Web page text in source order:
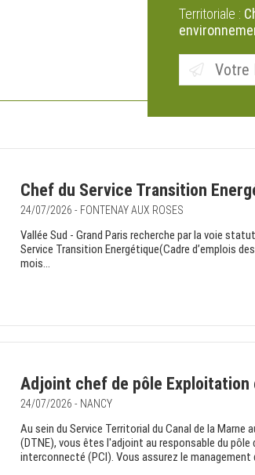
Territoriale :
Chef du Service Transition
24/07/2026 - FONTENAY AUX ROSES
Vallée Sud - Grand Paris recherche par la voie
Service Transition Energétique(Cadre d’emplois
mois...
Adjoint chef de pôle Exploitation
24/07/2026 - NANCY
Au sein du Service Territorial du Canal de la Marne
(DTNE), vous êtes l'adjoint au responsable du
interconnecté (PCI). Vous assurez le management